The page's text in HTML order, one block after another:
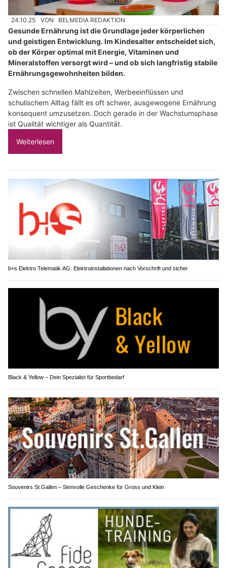
24.10.25 VON BELMEDIA REDAKTION
Gesunde Ernährung ist die Grundlage jeder körperlichen
und geistigen Entwicklung. Im Kindesalter entscheidet sich,
ob der Körper optimal mit Energie, Vitaminen und
Mineralstoffen versorgt wird – und ob sich langfristig stabile
Ernährungsgewohnheiten bilden.
Zwischen schnellen Mahlzeiten, Werbeeinflüssen und
schulischem Alltag fällt es oft schwer, ausgewogene Ernährung
konsequent umzusetzen. Doch gerade in der Wachstumsphase
ist Qualität wichtiger als Quantität.
Weiterlesen
b+s Elektro Telematik AG: Elektroinstallationen nach Vorschrift und sicher
Black & Yellow – Dein Spezialist für Sportbedarf
Souvenirs St.Gallen – Sinnvolle Geschenke für Gross und Klein